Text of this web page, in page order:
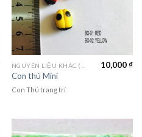
Con thú Mini
10,000₫
Con Thú trang trí